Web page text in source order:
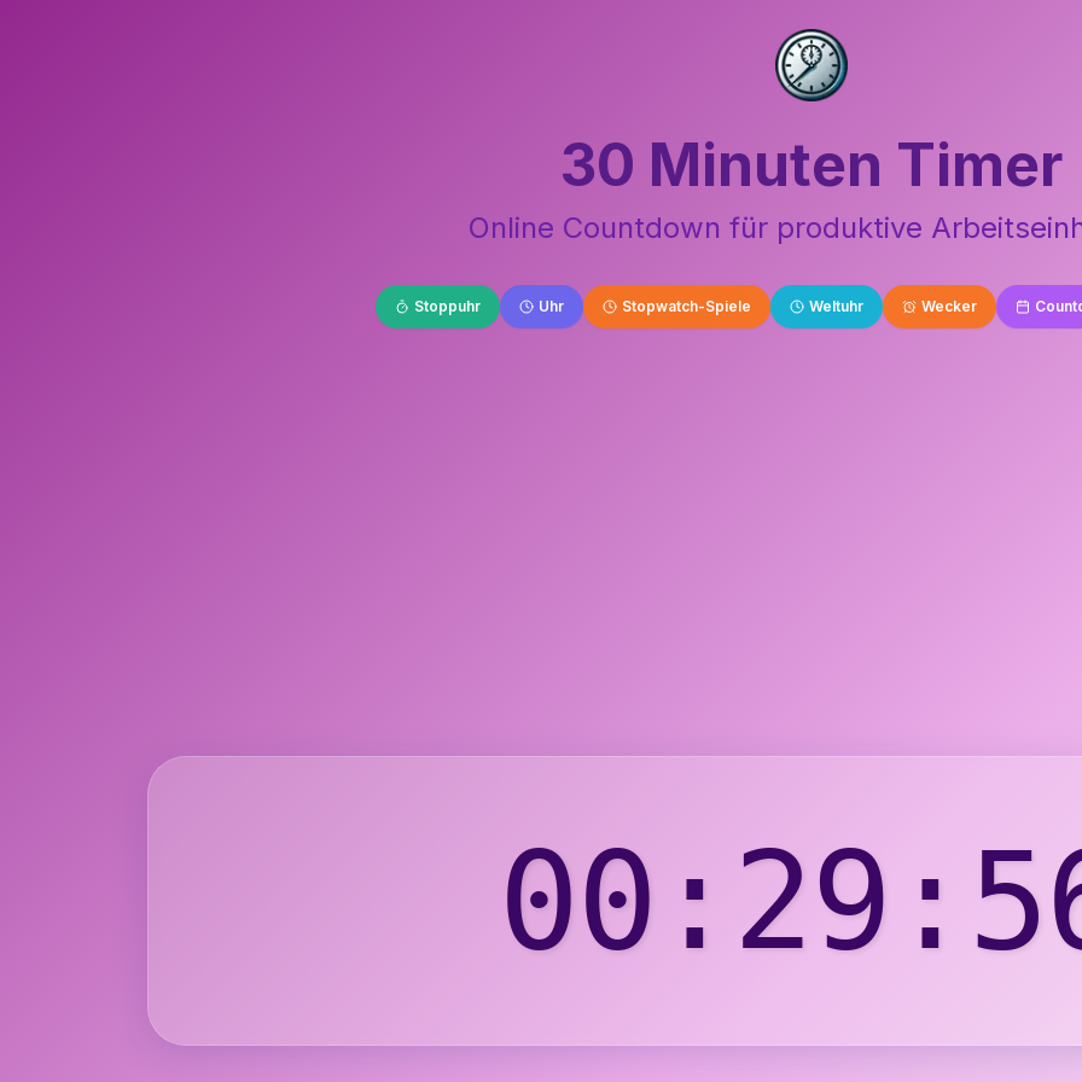
30 Minuten Timer
Online Countdown für produktive
Stoppuhr Uhr Stopwatch-Spiele Weltuhr Wecker
00: 29 :